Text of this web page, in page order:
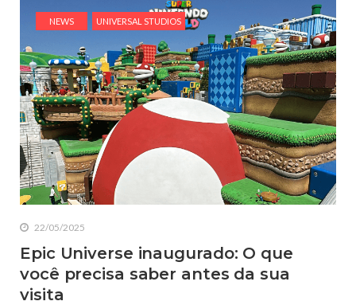
NEWS UNIVERSAL STUDIOS
22/05/2025
Epic Universe inaugurado: O que
você precisa saber antes da sua
visita